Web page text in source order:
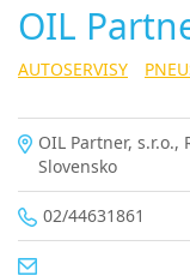
OIL
AUTOSERVISY
OIL Partner, s.r.o.,
Slovensko
02/44631861